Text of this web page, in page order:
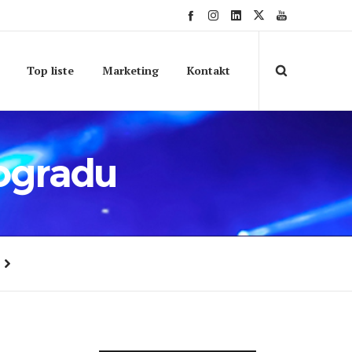
Top liste Marketing Kontakt